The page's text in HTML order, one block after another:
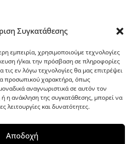
Συγκατάθεσης
εμπειρία, χρησιμοποιούμε τεχνολογίες
ή/και την πρόσβαση σε πληροφορίες
εν λόγω τεχνολογίες θα μας επιτρέψει
προσωπικού χαρακτήρα, όπως
αναγνωριστικά σε αυτόν τον
η ανάκληση της συγκατάθεσης, μπορεί να
λειτουργίες και δυνατότητες.
Αποδοχή